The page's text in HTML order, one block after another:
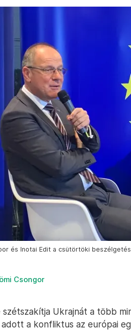
és Inotai Edit a csütörtöki
Csongor
szétszakítja Ukrajnát a több
a konfliktus az európai